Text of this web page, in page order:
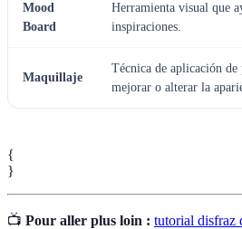
Mood
Board
Herramienta visual que
inspiraciones.
Maquillaje
Técnica de aplicación de
mejorar o alterar la
{
}
📺 Pour aller plus loin : tutorial disfraz